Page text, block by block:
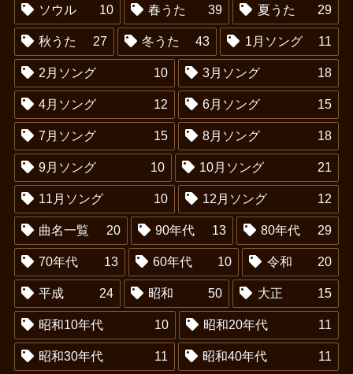
ソウル 10 春うた 39 夏うた 29
秋うた 27 冬うた 43 1月ソング 11
2月ソング 10 3月ソング 18
4月ソング 12 6月ソング 15
7月ソング 15 8月ソング 18
9月ソング 10 10月ソング 21
11月ソング 10 12月ソング 12
曲名一覧 20 90年代 13 80年代 29
70年代 13 60年代 10 令和 20
平成 24 昭和 50 大正 15
昭和10年代 10 昭和20年代 11
昭和30年代 11 昭和40年代 11